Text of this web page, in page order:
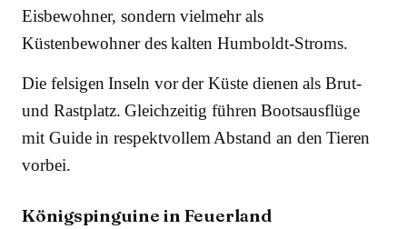
Eisbewohner, sondern vielmehr als
Küstenbewohner des kalten Humboldt-Stroms.
Die felsigen Inseln vor der Küste dienen als Brut-
und Rastplatz. Gleichzeitig führen Bootsausflüge
mit Guide in respektvollem Abstand an den Tieren
vorbei.
Königspinguine in Feuerland